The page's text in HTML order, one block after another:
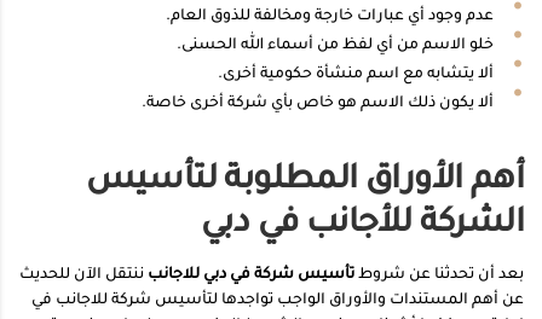
عدم وجود أي عبارات خارجة ومخالفة للذوق العام.
خلو الاسم من أي لفظ من أسماء الله الحسنى.
ألا يتشابه مع اسم منشأة حكومية أخرى.
ألا يكون ذلك الاسم هو خاص بأي شركة أخرى خاصة.
أهم الأوراق المطلوبة لتأسيس
الشركة للأجانب في دبي
بعد أن تحدثنا عن شروط تأسيس شركة في دبي للاجانب ننتقل الآن للحديث
عن أهم المستندات والأوراق الواجب تواجدها لتأسيس شركة للاجانب في